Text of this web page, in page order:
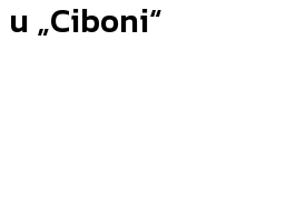
u „Ciboni“